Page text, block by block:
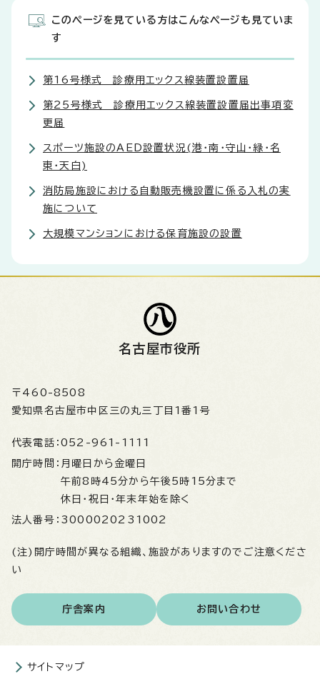
このページを見ている方はこんなページも見ていま
す
第16号様式 診療用エックス線装置設置届
第25号様式 診療用エックス線装置設置届出事項変
更届
スポーツ施設のAED設置状況(港・南・守山・緑・名
東・天白)
消防局施設における自動販売機設置に係る入札の実
施について
大規模マンションにおける保育施設の設置
名古屋市役所
〒460-8508
愛知県名古屋市中区三の丸三丁目1番1号
代表電話： 052-961-1111
開庁時間： 月曜日から金曜日
午前8時45分から午後5時15分まで
休日・祝日・年末年始を除く
法人番号： 3000020231002
(注)開庁時間が異なる組織、施設がありますのでご注意くださ
い
庁舎案内 お問い合わせ
サイトマップ